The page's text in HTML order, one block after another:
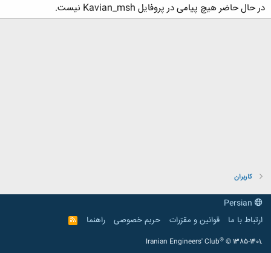
در حال حاضر هیچ پیامی در پروفایل Kavian_msh نیست.
کاربران
ارتباط با ما
قوانین و مقرّرات حریم خصوصی راهنما
R
S
Iranian Engineers' Club® © 1385-1401.